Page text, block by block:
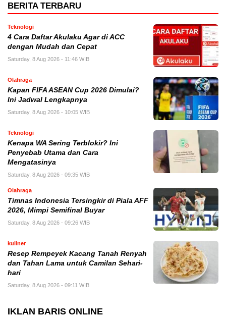
BERITA TERBARU
Teknologi
4 Cara Daftar Akulaku Agar di ACC
dengan Mudah dan Cepat
Saturday, 8 Aug 2026 - 11:46 WIB
Olahraga
Kapan FIFA ASEAN Cup 2026 Dimulai?
Ini Jadwal Lengkapnya
Saturday, 8 Aug 2026 - 10:05 WIB
Teknologi
Kenapa WA Sering Terblokir? Ini
Penyebab Utama dan Cara
Mengatasinya
Saturday, 8 Aug 2026 - 09:35 WIB
Olahraga
Timnas Indonesia Tersingkir di Piala AFF
2026, Mimpi Semifinal Buyar
Saturday, 8 Aug 2026 - 09:26 WIB
kuliner
Resep Rempeyek Kacang Tanah Renyah
dan Tahan Lama untuk Camilan Sehari-
hari
Saturday, 8 Aug 2026 - 09:11 WIB
IKLAN BARIS ONLINE